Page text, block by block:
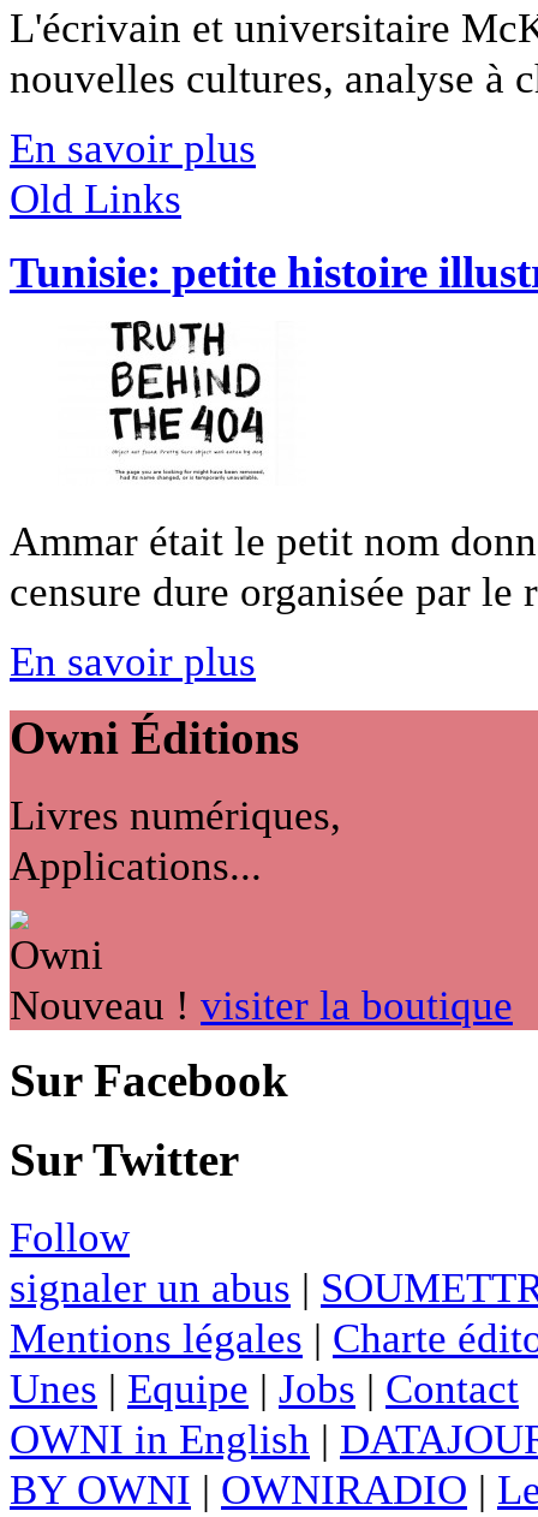
L'écrivain et universitaire
nouvelles cultures, analyse à
En savoir plus
Old Links
Tunisie: petite histoire
Ammar était le petit nom
censure dure organisée par
En savoir plus
Owni Éditions
Livres numériques,
Applications...
Nouveau ! visiter la boutique
Sur Facebook
Sur Twitter
Follow
signaler un abus |
Mentions légales | Charte
Unes | Equipe | Jobs | Contact
OWNI in English |
BY OWNI | OWNIRADIO |